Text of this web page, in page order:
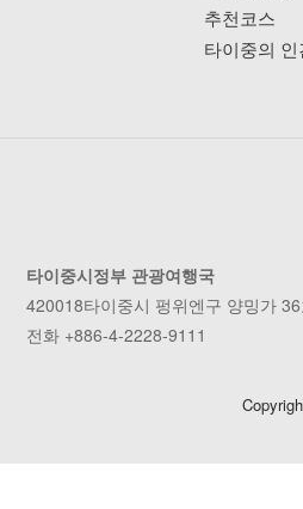
추천코스
타이중의 인
타이중시정부 관광여행국
420018타이중시 펑위엔구 양밍가
전화 +886-4-2228-9111